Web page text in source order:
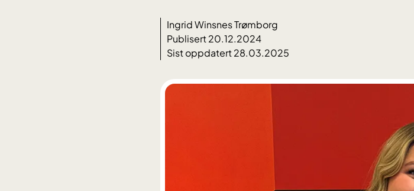
Ingrid Winsnes Trømborg
Publisert 20.12.2024
Sist oppdatert 28.03.2025